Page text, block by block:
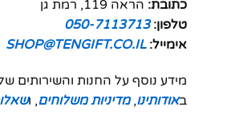
כתובת: הראה 119, רמת גן
טלפון: 050-7113713
אימייל: SHOP@TENGIFT.CO.IL
מידע נוסף על החנות והשירותים
באודותינו,מדיניות משלוחים, ו